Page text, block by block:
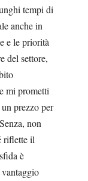
tempi di
anche in
e le priorità
del settore,
mi prometti
prezzo per
non
riflette il
è